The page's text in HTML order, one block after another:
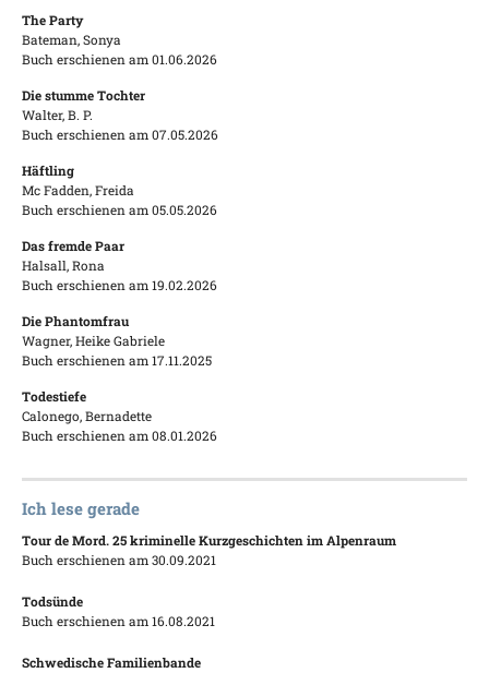
The Party
Bateman, Sonya
Buch erschienen am 01.06.2026
Die stumme Tochter
Walter, B. P.
Buch erschienen am 07.05.2026
Häftling
Mc Fadden, Freida
Buch erschienen am 05.05.2026
Das fremde Paar
Halsall, Rona
Buch erschienen am 19.02.2026
Die Phantomfrau
Wagner, Heike Gabriele
Buch erschienen am 17.11.2025
Todestiefe
Calonego, Bernadette
Buch erschienen am 08.01.2026
Ich lese gerade
Tour de Mord. 25 kriminelle Kurzgeschichten im Alpenraum
Buch erschienen am 30.09.2021
Todsünde
Buch erschienen am 16.08.2021
Schwedische Familienbande